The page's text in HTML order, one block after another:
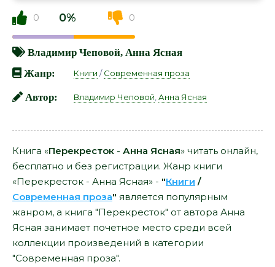
0 0% 0
Владимир Чеповой, Анна Ясная
Жанр:
Книги /Современная проза
Автор: Владимир Чеповой Анна Ясная
Книга «Перекресток - Анна Ясная» читать онлайн,
бесплатно и без регистрации. Жанр книги
«Перекресток - Анна Ясная» - "Книги /
Современная проза" является популярным
жанром, а книга "Перекресток" от автора Анна
Ясная занимает почетное место среди всей
коллекции произведений в категории
"Современная проза".